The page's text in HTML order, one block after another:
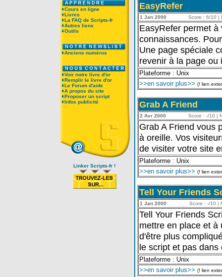
Cours en ligne
Livres
La FAQ de Scripts-fr
Autres liens
Outils
Anciens numéros
Voir notre livre d'or
Remplir le livre d'or
Le Forum d'aide
A propos du site
Proposer un script
Infos publicité
Linker Scripts-fr !
EasyRefer
1 Jan 2000 Score : 6/10 |
EasyRefer permet
connaissances.
Une page spéciale
revenir à la page ou
Plateforme : Unix
>>en savoir plus>> (! lien
Grab A Friend
2 Avr 2000 Score : -/10 |
Grab A Friend vous
à oreille. Vos
de visiter votre site
Plateforme : Unix
>>en savoir plus>> (! lien
Tell Your Friends
1 Jan 2000 Score : -/10 |
Tell Your Friends
mettre en place et à
d'être plus
le script et pas
Plateforme : Unix
>>en savoir plus>> (! lien